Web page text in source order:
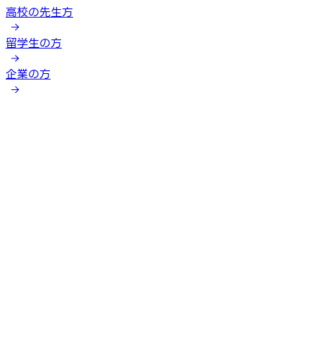
高校の先生方
留学生の方
企業の方